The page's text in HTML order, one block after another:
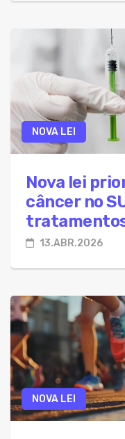
NOVA LEI
Nova lei
câncer no
13.ABR.2026
NOVA LEI